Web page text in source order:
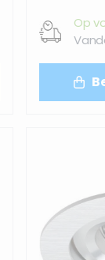
Op